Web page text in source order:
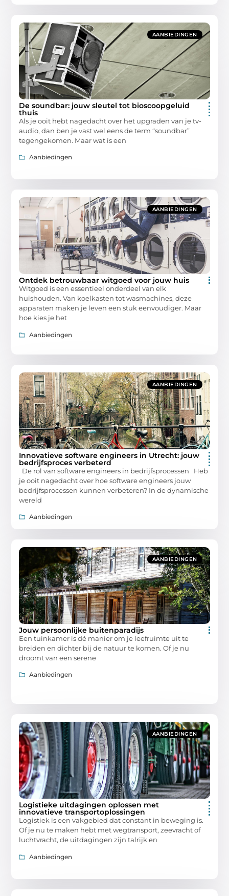
AANBIEDINGEN
De soundbar: jouw sleutel tot bioscoopgeluid
thuis
Als je ooit hebt nagedacht over het upgraden van je tv-
audio, dan ben je vast wel eens de term “soundbar”
tegengekomen. Maar wat is een
Aanbiedingen
AANBIEDINGEN
Ontdek betrouwbaar witgoed voor jouw huis
Witgoed is een essentieel onderdeel van elk
huishouden. Van koelkasten tot wasmachines, deze
apparaten maken je leven een stuk eenvoudiger. Maar
hoe kies je het
Aanbiedingen
AANBIEDINGEN
Innovatieve software engineers in Utrecht: jouw
bedrijfsproces verbeterd
De rol van software engineers in bedrijfsprocessen Heb
je ooit nagedacht over hoe software engineers jouw
bedrijfsprocessen kunnen verbeteren? In de dynamische
wereld
Aanbiedingen
AANBIEDINGEN
Jouw persoonlijke buitenparadijs
Een tuinkamer is dé manier om je leefruimte uit te
breiden en dichter bij de natuur te komen. Of je nu
droomt van een serene
Aanbiedingen
AANBIEDINGEN
Logistieke uitdagingen oplossen met
innovatieve transportoplossingen
Logistiek is een vakgebied dat constant in beweging is.
Of je nu te maken hebt met wegtransport, zeevracht of
luchtvracht, de uitdagingen zijn talrijk en
Aanbiedingen